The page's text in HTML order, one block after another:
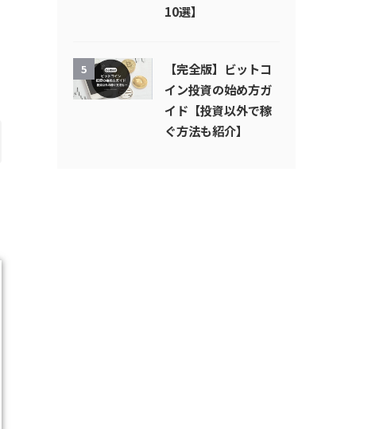
10選】
5
【完全版】ビットコ
イン投資の始め方ガ
イド【投資以外で稼
ぐ方法も紹介】